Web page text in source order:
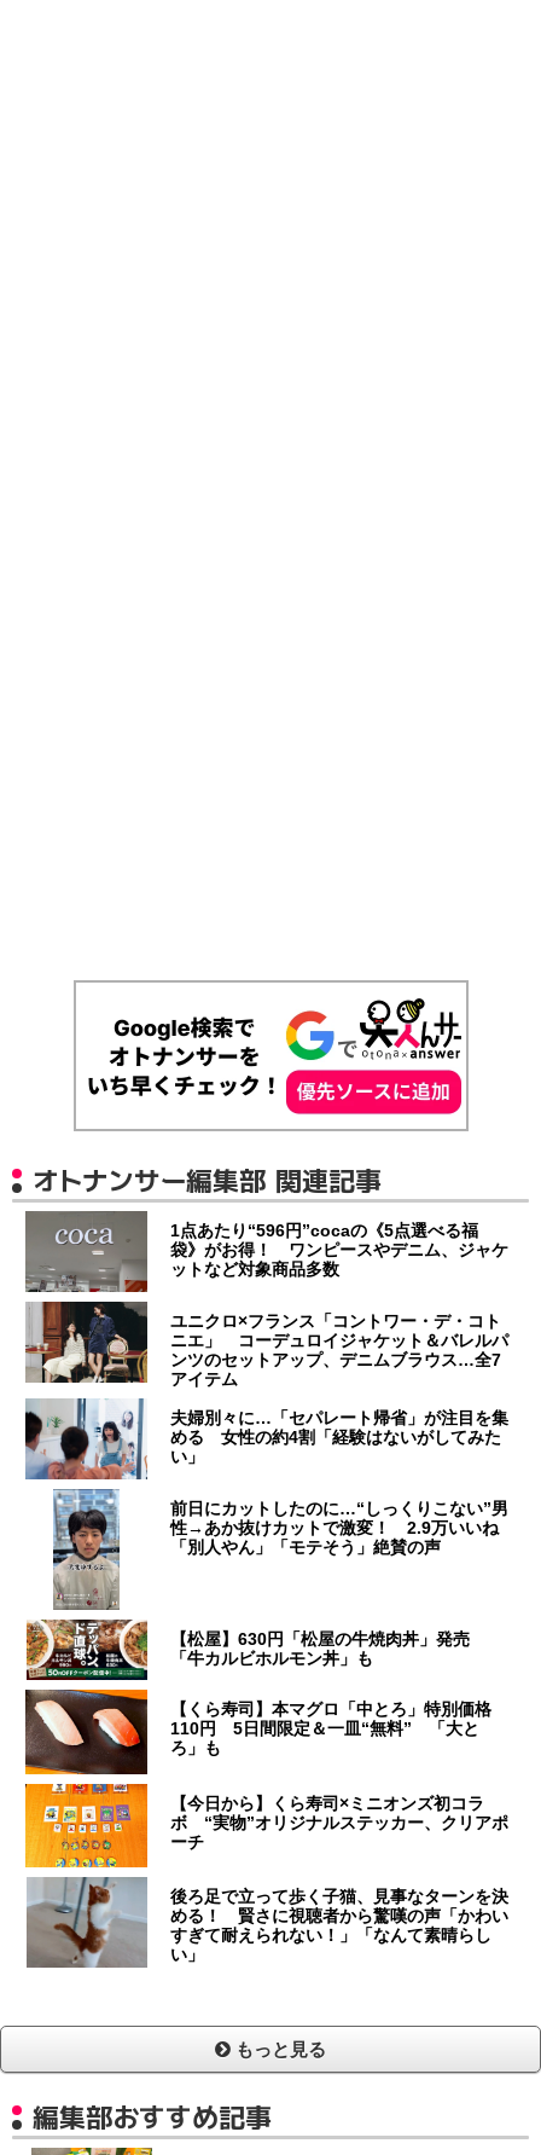
オトナンサー編集部 関連記事
1点あたり“596円”cocaの《5点選べる福
袋》がお得！ ワンピースやデニム、ジャケ
ットなど対象商品多数
ユニクロ×フランス「コントワー・デ・コト
ニエ」 コーデュロイジャケット＆バレルパ
ンツのセットアップ、デニムブラウス…全7
アイテム
夫婦別々に…「セパレート帰省」が注目を集
める 女性の約4割「経験はないがしてみた
い」
前日にカットしたのに…“しっくりこない”男
性→あか抜けカットで激変！ 2.9万いいね
「別人やん」「モテそう」絶賛の声
【松屋】630円「松屋の牛焼肉丼」発売
「牛カルビホルモン丼」も
【くら寿司】本マグロ「中とろ」特別価格
110円 5日間限定＆一皿“無料” 「大と
ろ」も
【今日から】くら寿司×ミニオンズ初コラ
ボ “実物”オリジナルステッカー、クリアポ
ーチ
後ろ足で立って歩く子猫、見事なターンを決
める！ 賢さに視聴者から驚嘆の声「かわい
すぎて耐えられない！」「なんて素晴らし
い」
もっと見る
編集部おすすめ記事